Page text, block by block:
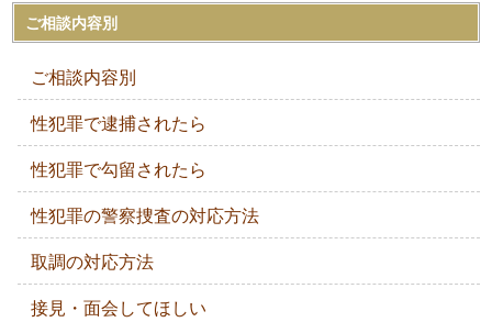
ご相談内容別
ご相談内容別
性犯罪で逮捕されたら
性犯罪で勾留されたら
性犯罪の警察捜査の対応方法
取調の対応方法
接見・面会してほしい